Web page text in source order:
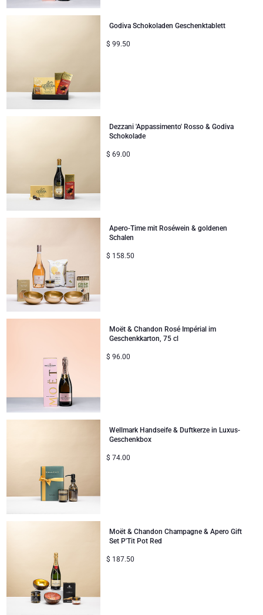
Gute Besserung
Geschenke ideal zum Teilen
Neue Baby-Geschenke
Weihnachtsgeschenke
Godiva Schokoladen Geschenktablett
$ 99.50
Dezzani 'Appassimento' Rosso & Godiva
Schokolade
$ 69.00
Apero-Time mit Roséwein & goldenen
Schalen
$ 158.50
Moët & Chandon Rosé Impérial im
Geschenkkarton, 75 cl
$ 96.00
Wellmark Handseife & Duftkerze in Luxus-
Geschenkbox
$ 74.00
Moët & Chandon Champagne & Apero Gift
Set P'Tit Pot Red
$ 187.50